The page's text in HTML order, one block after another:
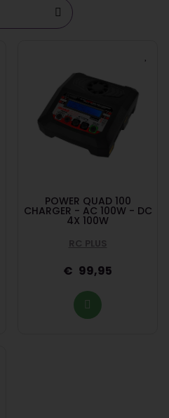
POWER QUAD 100
CHARGER - AC 100W - DC
4X 100W
RC PLUS
99,95